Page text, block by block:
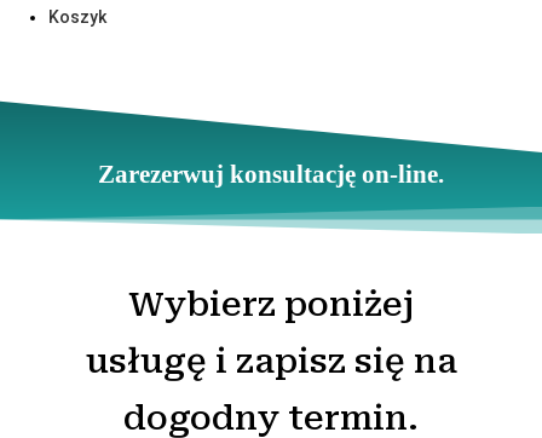
Koszyk
Zarezerwuj konsultację on-line.
Wybierz poniżej
usługę i zapisz się na
dogodny termin.